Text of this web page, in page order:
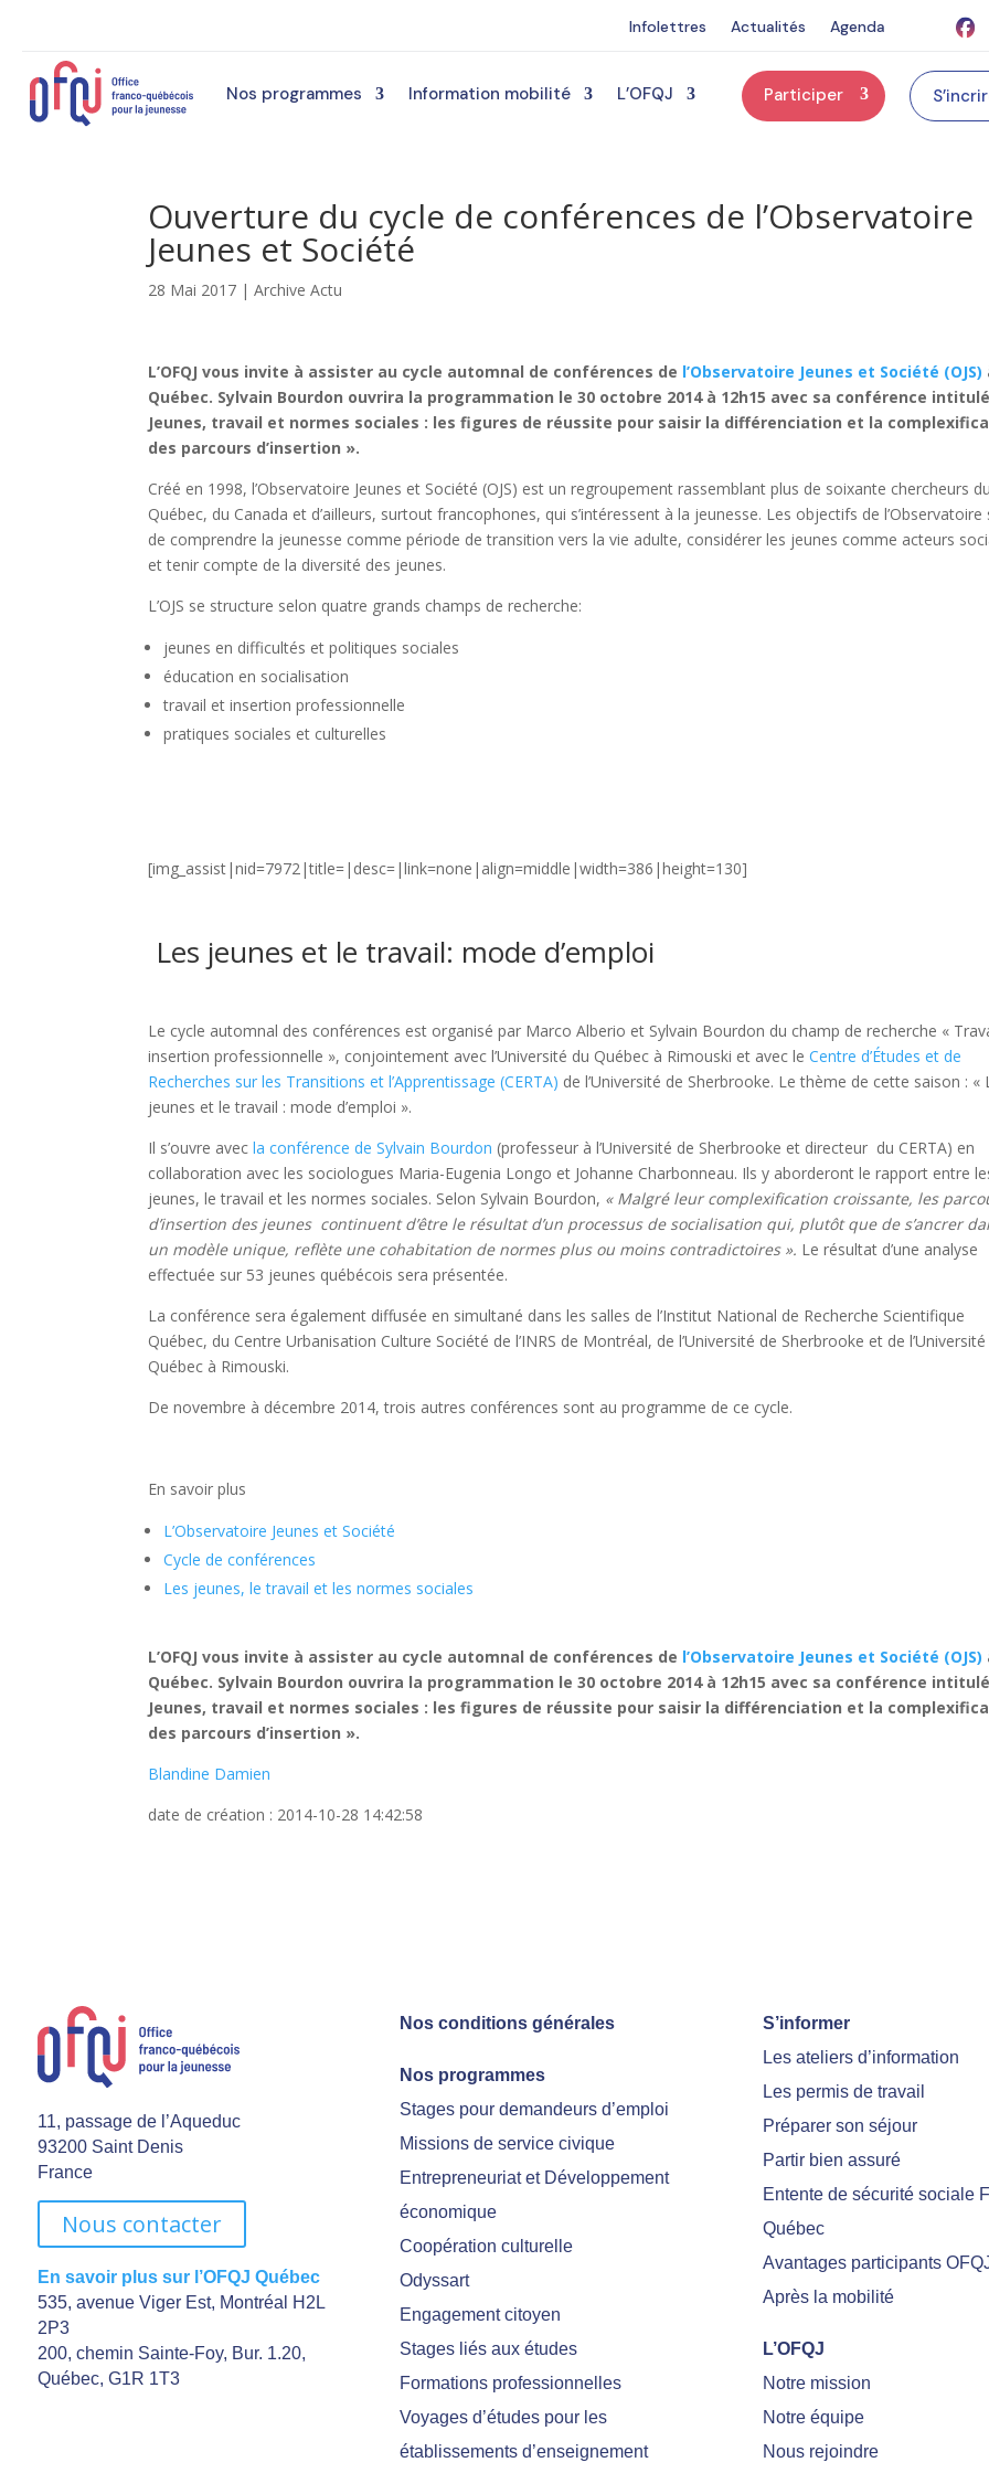
Infolettres Actualités Agenda
Nos programmes Information mobilité L’OFQJ Participer
Ouverture du cycle de conférences de l’Observatoire
Jeunes et Société
28 Mai 2017 |Archive Actu
L’OFQJ vous invite à assister au cycle automnal de conférences de l’Observatoire Jeunes et Société (OJS)
Québec. Sylvain Bourdon ouvrira la programmation le 30 octobre 2014 à 12h15 avec sa conférence
Jeunes, travail et normes sociales : les figures de réussite pour saisir la différenciation et la
des parcours d’insertion ».
Créé en 1998, l’Observatoire Jeunes et Société (OJS) est un regroupement rassemblant plus de soixante chercheurs du
Québec, du Canada et d’ailleurs, surtout francophones, qui s’intéressent à la jeunesse. Les objectifs de l’Observatoire
de comprendre la jeunesse comme période de transition vers la vie adulte, considérer les jeunes comme acteurs
et tenir compte de la diversité des jeunes.
L’OJS se structure selon quatre grands champs de recherche:
jeunes en difficultés et politiques sociales
éducation en socialisation
travail et insertion professionnelle
pratiques sociales et culturelles
[img_assist|nid=7972|title=|desc=|link=none|align=middle|width=386|height=130]
Les jeunes et le travail: mode d’emploi
Le cycle automnal des conférences est organisé par Marco Alberio et Sylvain Bourdon du champ de recherche «
insertion professionnelle », conjointement avec l’Université du Québec à Rimouski et avec leCentre d’Études et de
Recherches sur les Transitions et l’Apprentissage (CERTA) de l’Université de Sherbrooke. Le thème de cette saison : «
jeunes et le travail : mode d’emploi ».
Il s’ouvre avecla conférence de Sylvain Bourdon (professeur à l’Université de Sherbrooke et directeur du CERTA) en
collaboration avec les sociologues Maria-Eugenia Longo et Johanne Charbonneau. Ils y aborderont le rapport entre
jeunes, le travail et les normes sociales. Selon Sylvain Bourdon, « Malgré leur complexification croissante, les
d’insertion des jeunes continuent d’être le résultat d’un processus de socialisation qui, plutôt que de s’ancrer
un modèle unique, reflète une cohabitation de normes plus ou moins contradictoires ». Le résultat d’une analyse
effectuée sur 53 jeunes québécois sera présentée.
La conférence sera également diffusée en simultané dans les salles de l’Institut National de Recherche Scientifique
Québec, du Centre Urbanisation Culture Société de l’INRS de Montréal, de l’Université de Sherbrooke et de l’Université
Québec à Rimouski.
De novembre à décembre 2014, trois autres conférences sont au programme de ce cycle.
En savoir plus
L’Observatoire Jeunes et Société
Cycle de conférences
Les jeunes, le travail et les normes sociales
L’OFQJ vous invite à assister au cycle automnal de conférences de l’Observatoire Jeunes et Société (OJS)
Québec. Sylvain Bourdon ouvrira la programmation le 30 octobre 2014 à 12h15 avec sa conférence
Jeunes, travail et normes sociales : les figures de réussite pour saisir la différenciation et la
des parcours d’insertion ».
Blandine Damien
date de création : 2014-10-28 14:42:58
11, passage de l’Aqueduc
93200 Saint Denis
France
Nous contacter
En savoir plus sur l’OFQJ Québec
535, avenue Viger Est, Montréal H2L
2P3
200, chemin Sainte-Foy, Bur. 1.20,
Québec, G1R 1T3
Nos conditions générales
Nos programmes
Stages pour demandeurs d’emploi
Missions de service civique
Entrepreneuriat et Développement
économique
Coopération culturelle
Odyssart
Engagement citoyen
Stages liés aux études
Formations professionnelles
Voyages d’études pour les
établissements d’enseignement
S’informer
Les ateliers d’information
Les permis de travail
Préparer son séjour
Partir bien assuré
Entente de sécurité sociale
Québec
Avantages participants
Après la mobilité
L’OFQJ
Notre mission
Notre équipe
Nous rejoindre